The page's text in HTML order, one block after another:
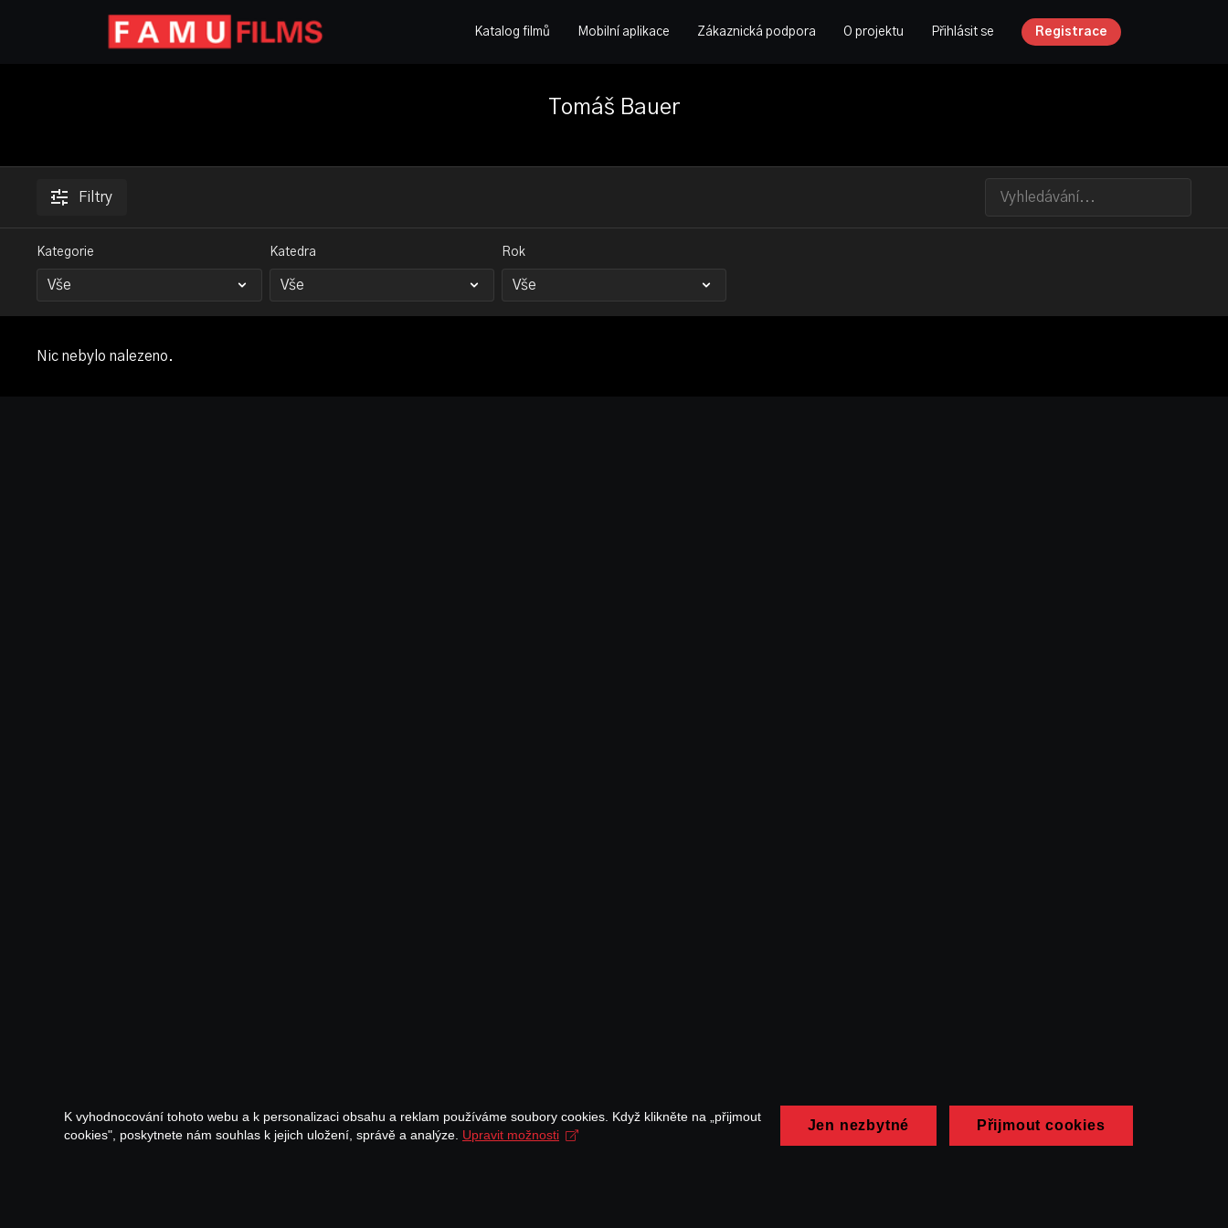
Katalog filmů Mobilní aplikace Zákaznická podpora O projektu Přihlásit se Registrace
Tomáš Bauer
Filtry
Kategorie Katedra Rok
Nic nebylo nalezeno.
K vyhodnocování tohoto webu a k personalizaci obsahu a reklam používáme soubory cookies. Když klikněte na „přijmout
cookies", poskytnete nám souhlas k jejich uložení, správě a analýze. Upravit možnosti
Jen nezbytné Přijmout cookies